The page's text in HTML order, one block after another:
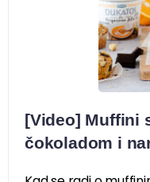
[Video] Muffini
čokoladom i